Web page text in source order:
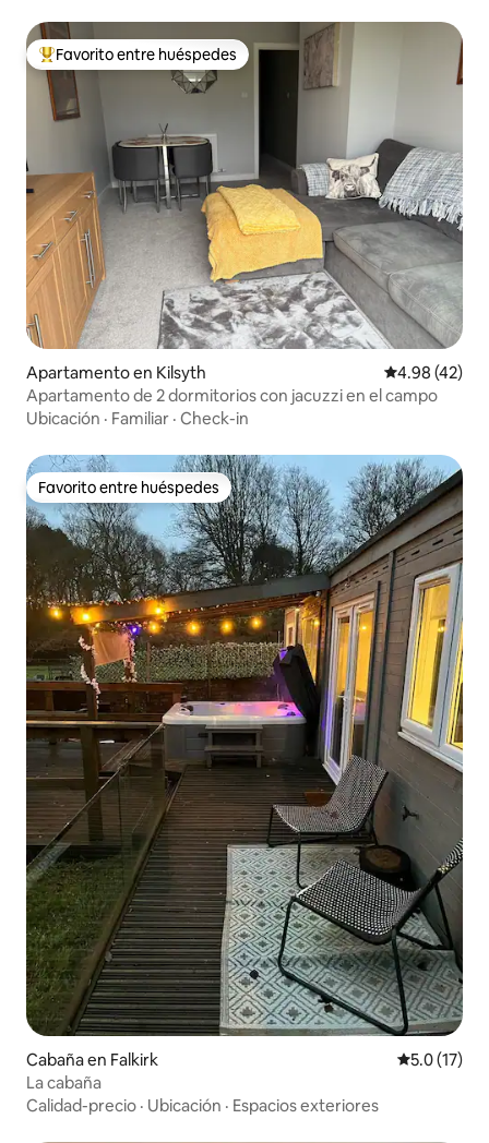
Favorito entre huéspedes preferido
Favorito entre huéspedes
Apartamento en Kilsyth Calificación
4.98 (42)
Apartamento de 2 dormitorios con jacuzzi en el campo
Ubicación · Familiar · Check-in
Favorito entre huéspedes
Favorito entre huéspedes
Cabaña en Falkirk Calificación
5.0 (17)
La cabaña
Calidad-precio · Ubicación · Espacios exteriores